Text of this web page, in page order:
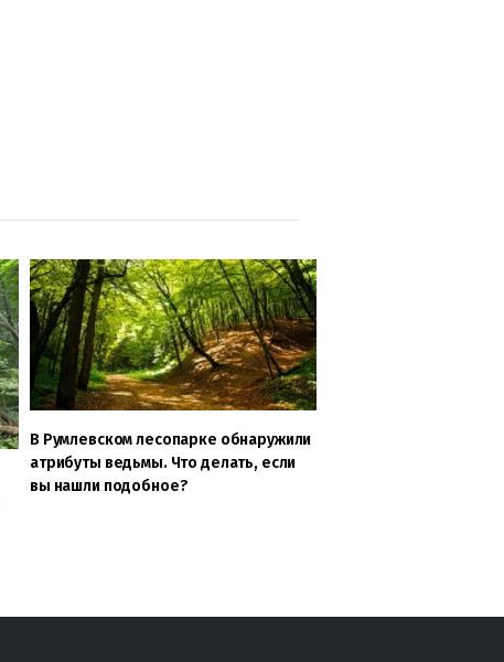
В Румлевском лесопарке обнаружили
атрибуты ведьмы. Что делать, если
вы нашли подобное?